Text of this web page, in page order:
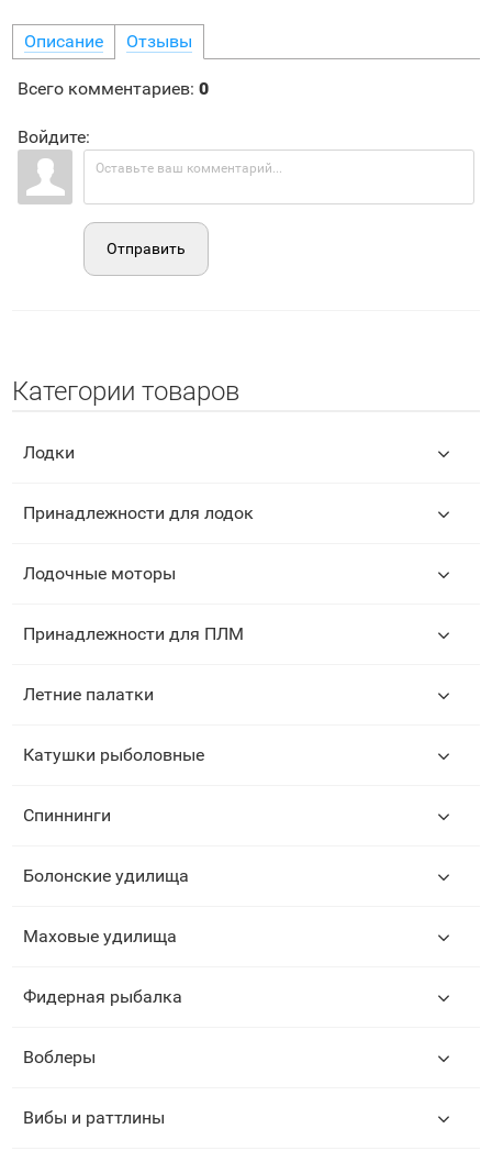
Описание Отзывы
Всего комментариев: 0
Войдите:
Отправить
Категории товаров
Лодки
Принадлежности для лодок
Лодочные моторы
Принадлежности для ПЛМ
Летние палатки
Катушки рыболовные
Спиннинги
Болонские удилища
Маховые удилища
Фидерная рыбалка
Воблеры
Вибы и раттлины